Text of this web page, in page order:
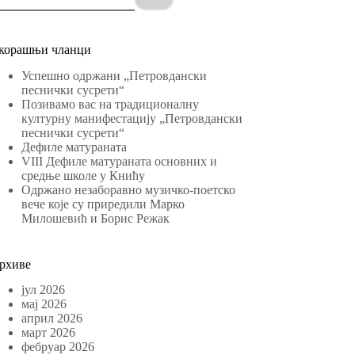
чланци
Успешно одржани „Петровдански
песнички сусрети“
Позивамо вас на традиционалну
културну манифестацију „Петровдански
песнички сусрети“
Дефиле матураната
VIII Дефиле матураната основних и
средње школе у Книћу
Одржано незаборавно музичко-поетско
вече које су приредили Марко
Милошевић и Борис Режак
јул 2026
мај 2026
април 2026
март 2026
фебруар 2026